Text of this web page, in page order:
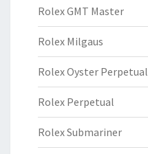
Rolex GMT Master
Rolex Milgaus
Rolex Oyster Perpetual
Rolex Perpetual
Rolex Submariner